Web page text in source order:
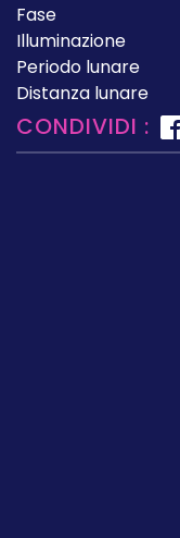
Fase
Illuminazione
Periodo lunare
Distanza lunare
CONDIVIDI :